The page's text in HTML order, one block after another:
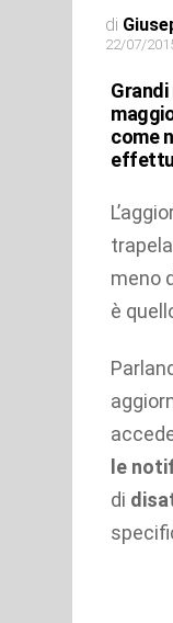
di
22/07/
come
meno
è
le
di